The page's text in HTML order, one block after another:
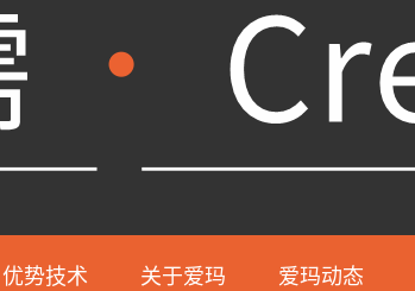
优势技术 关于爱玛 爱玛动态